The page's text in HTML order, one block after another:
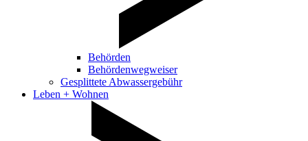
Behörden
Behördenwegweiser
Gesplittete Abwassergebühr
Leben + Wohnen